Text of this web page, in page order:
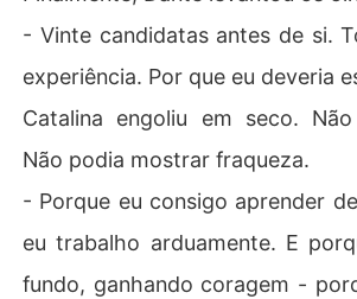
- Vinte candidatas antes de si.
experiência. Por que eu deveria
Catalina engoliu em seco.
Não podia mostrar fraqueza.
- Porque eu consigo aprender
eu trabalho arduamente. E
fundo, ganhando coragem -